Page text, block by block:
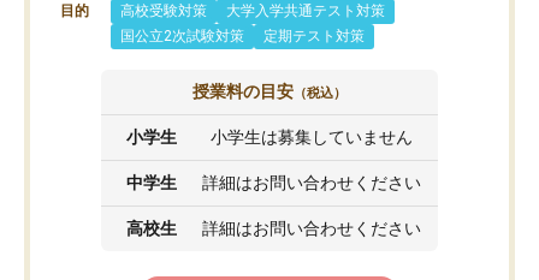
目的 高校受験対策
大学入学共通テスト対策
国公立2次試験対策
定期テスト対策
授業料の目安 （税込）
小学生 小学生は募集していません
中学生 詳細はお問い合わせください
高校生 詳細はお問い合わせください